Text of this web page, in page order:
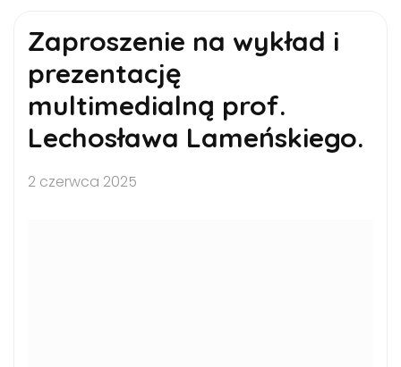
Zaproszenie na wykład i
prezentację
multimedialną prof.
Lechosława Lameńskiego.
2 czerwca 2025